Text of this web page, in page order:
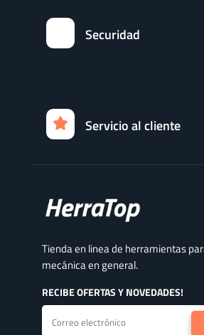
Securidad
Servicio al cliente
Tienda en linea de herramientas
mecánica en general.
RECIBE OFERTAS Y NOVEDADES!